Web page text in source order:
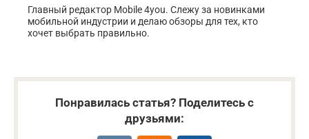
Главный редактор Mobile 4you. Слежу за новинками
мобильной индустрии и делаю обзоры для тех, кто
хочет выбрать правильно.
Понравилась статья? Поделитесь с
друзьями: